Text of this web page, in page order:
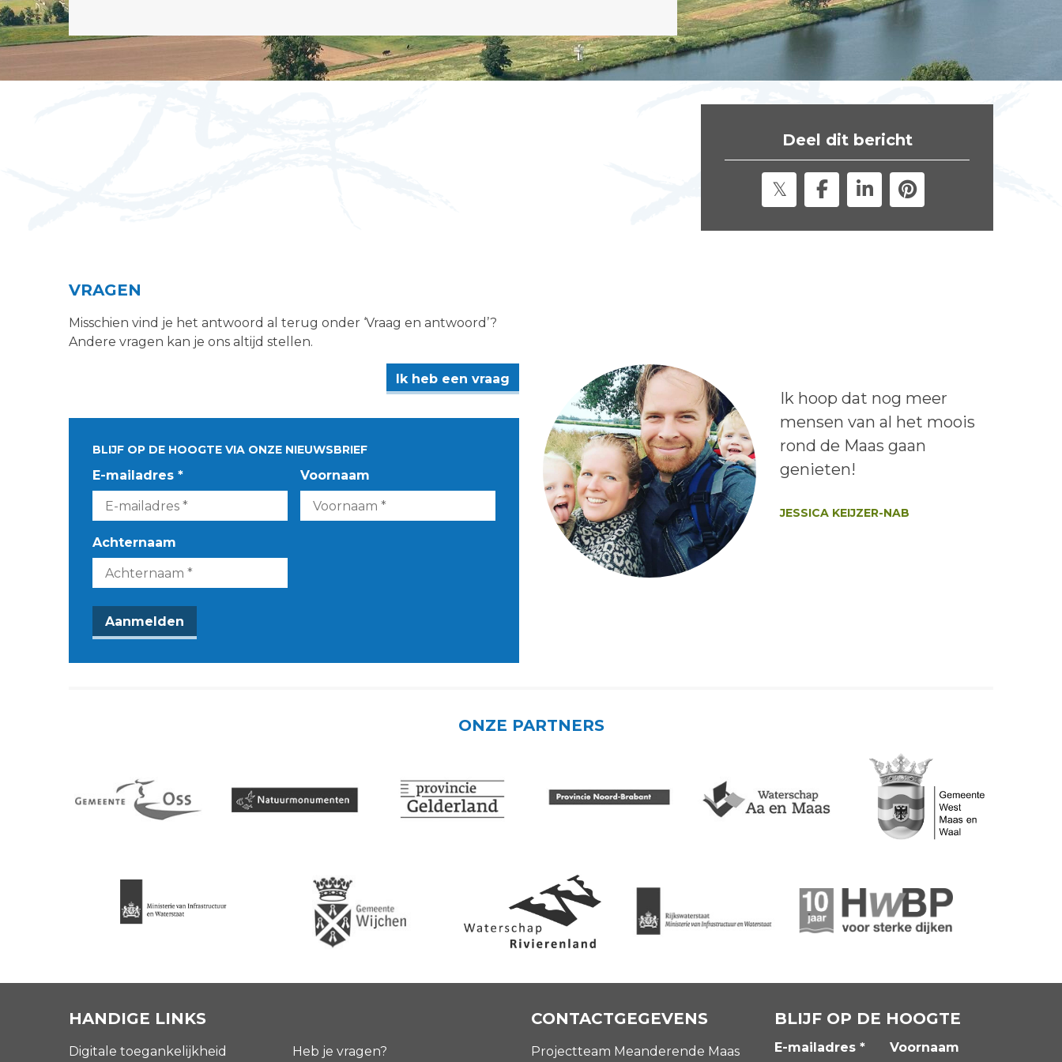
Deel dit bericht
VRAGEN
Misschien vind je het antwoord al terug onder ‘Vraag en antwoord’?
Andere vragen kan je ons altijd stellen.
Ik heb een vraag
BLIJF OP DE HOOGTE VIA ONZE NIEUWSBRIEF
E-mailadres * Voornaam
Achternaam
Lees het bericht:
Ik hoop dat nog meer
mensen van al het moois
rond de Maas gaan
genieten!
JESSICA KEIJZER-NAB
ONZE PARTNERS
HANDIGE LINKS
Digitale toegankelijkheid Heb je vragen?
CONTACTGEGEVENS
Projectteam Meanderende Maas
BLIJF OP DE HOOGTE
E-mailadres * Voornaam